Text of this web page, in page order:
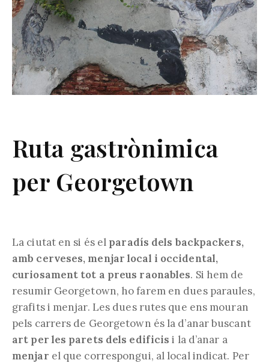
Ruta gastrònimica
per Georgetown
La ciutat en si és el paradís dels backpackers,
amb cerveses, menjar local i occidental,
curiosament tot a preus raonables. Si hem de
resumir Georgetown, ho farem en dues paraules,
grafits i menjar. Les dues rutes que ens mouran
pels carrers de Georgetown és la d’anar buscant
art per les parets dels edificis i la d’anar a
menjar el que correspongui, al local indicat. Per